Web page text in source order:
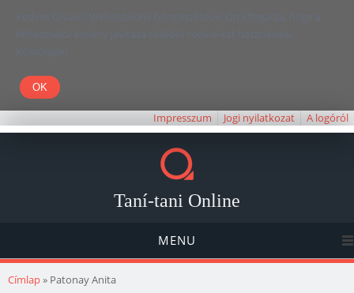
Kedves Olvasó! Weboldalunk böngészésével Ön elfogadja, hogy a
felhasználói élmény javítása céljából cookie-kat használunk.
Köszönjük!
Impresszum Jogi nyilatkozat A logóról
Taní-tani Online
MENU
Jelenlegi hely
Címlap» Patonay Anita